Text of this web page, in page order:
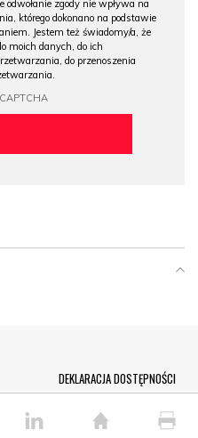
odwołanie zgody nie wpływa na
którego dokonano na podstawie
Jestem też świadomy/a, że
moich danych, do ich
do przenoszenia
DEKLARACJA DOSTĘPNOŚCI